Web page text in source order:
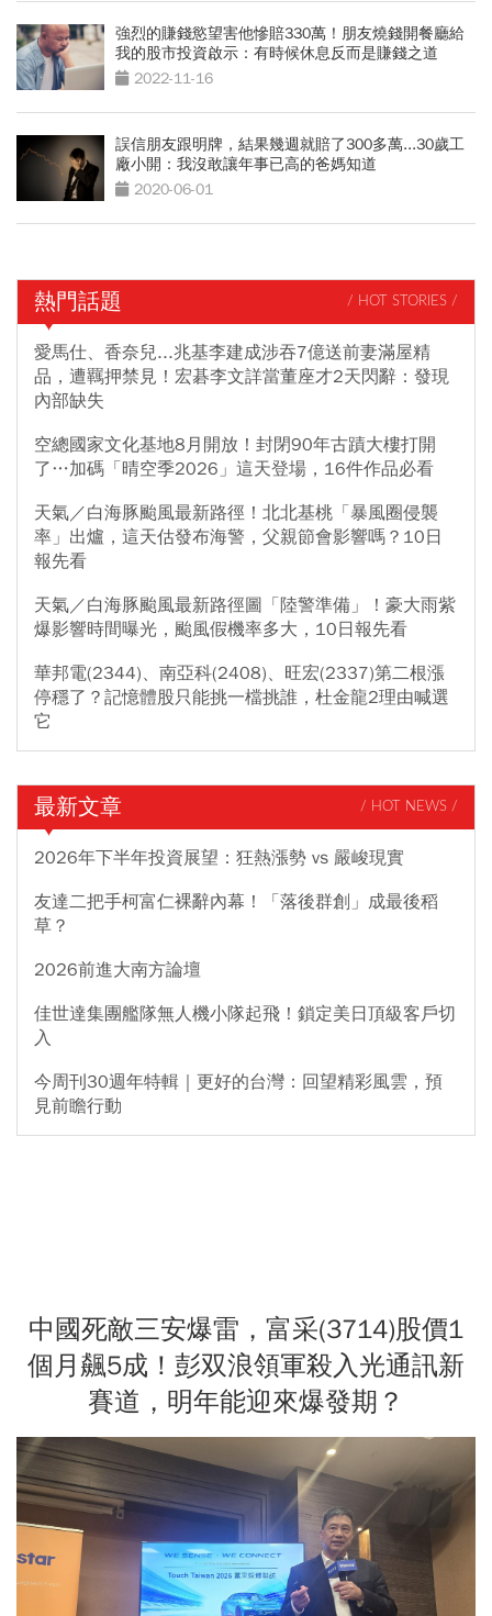
強烈的賺錢慾望害他慘賠330萬！朋友燒錢開餐廳給
我的股市投資啟示：有時候休息反而是賺錢之道
2022-11-16
誤信朋友跟明牌，結果幾週就賠了300多萬...30歲工
廠小開：我沒敢讓年事已高的爸媽知道
2020-06-01
熱門話題 / HOT STORIES /
愛馬仕、香奈兒...兆基李建成涉吞7億送前妻滿屋精
品，遭羈押禁見！宏碁李文詳當董座才2天閃辭：發現
內部缺失
空總國家文化基地8月開放！封閉90年古蹟大樓打開
了…加碼「晴空季2026」這天登場，16件作品必看
天氣／白海豚颱風最新路徑！北北基桃「暴風圈侵襲
率」出爐，這天估發布海警，父親節會影響嗎？10日
報先看
天氣／白海豚颱風最新路徑圖「陸警準備」！豪大雨紫
爆影響時間曝光，颱風假機率多大，10日報先看
華邦電(2344)、南亞科(2408)、旺宏(2337)第二根漲
停穩了？記憶體股只能挑一檔挑誰，杜金龍2理由喊選
它
最新文章 / HOT NEWS /
2026年下半年投資展望：狂熱漲勢 vs 嚴峻現實
友達二把手柯富仁裸辭內幕！「落後群創」成最後稻
草？
2026前進大南方論壇
佳世達集團艦隊無人機小隊起飛！鎖定美日頂級客戶切
入
今周刊30週年特輯｜更好的台灣：回望精彩風雲，預
見前瞻行動
中國死敵三安爆雷，富采(3714)股價1
個月飆5成！彭双浪領軍殺入光通訊新
賽道，明年能迎來爆發期？